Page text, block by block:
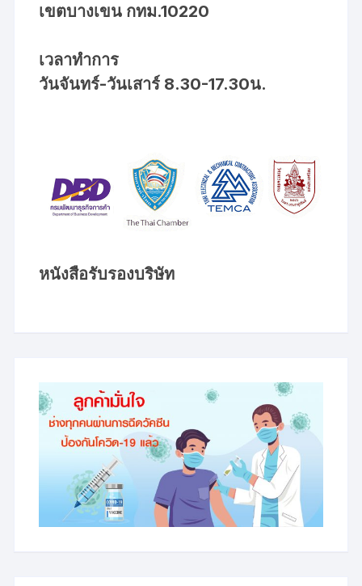
เขตบางเขน กทม.10220
เวลาทำการ
วันจันทร์-วันเสาร์ 8.30-17.30น.
หนังสือรับรองบริษัท